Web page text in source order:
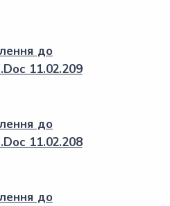
до
11.02.209
до
11.02.208
до